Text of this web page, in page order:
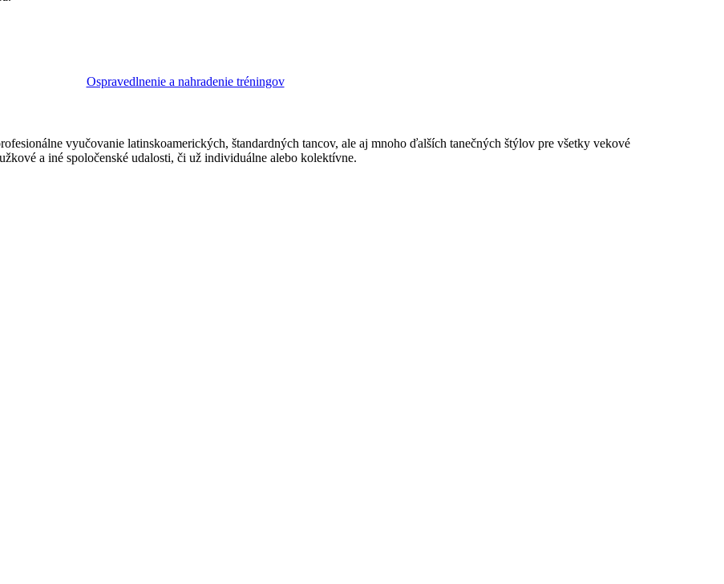
Ospravedlnenie a nahradenie tréningov
vyučovanie latinskoamerických, štandardných tancov, ale aj mnoho ďalších tanečných štýlov pre všetky vekové
a iné spoločenské udalosti, či už individuálne alebo kolektívne.